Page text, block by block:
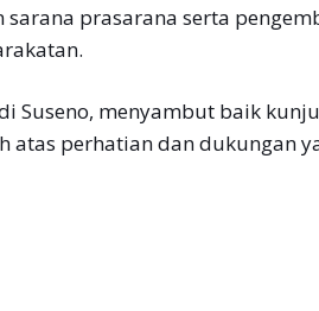
prasarana serta
Suseno, menyambut baik
atas perhatian dan dukungan